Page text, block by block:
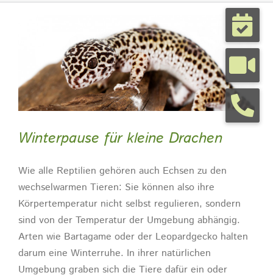
Tierarztpraxis
Tierhalterinfos
Termine
Winterpause für kleine Drachen
Wie alle Reptilien gehören auch Echsen zu den
wechselwarmen Tieren: Sie können also ihre
Körpertemperatur nicht selbst regulieren, sondern
sind von der Temperatur der Umgebung abhängig.
Arten wie Bartagame oder der Leopardgecko halten
darum eine Winterruhe. In ihrer natürlichen
Umgebung graben sich die Tiere dafür ein oder